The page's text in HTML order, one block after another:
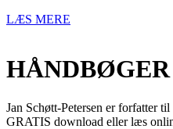
LÆS MERE
HÅNDBØGER
Jan Schøtt-Petersen er forfatter
GRATIS download eller læs